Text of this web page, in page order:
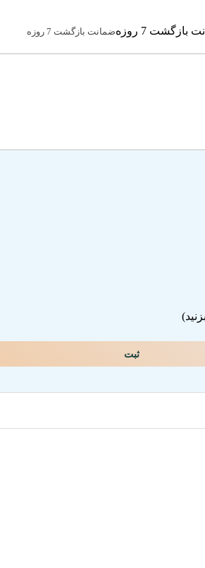
ضمانت بازگشت 7 روزه
ثبت